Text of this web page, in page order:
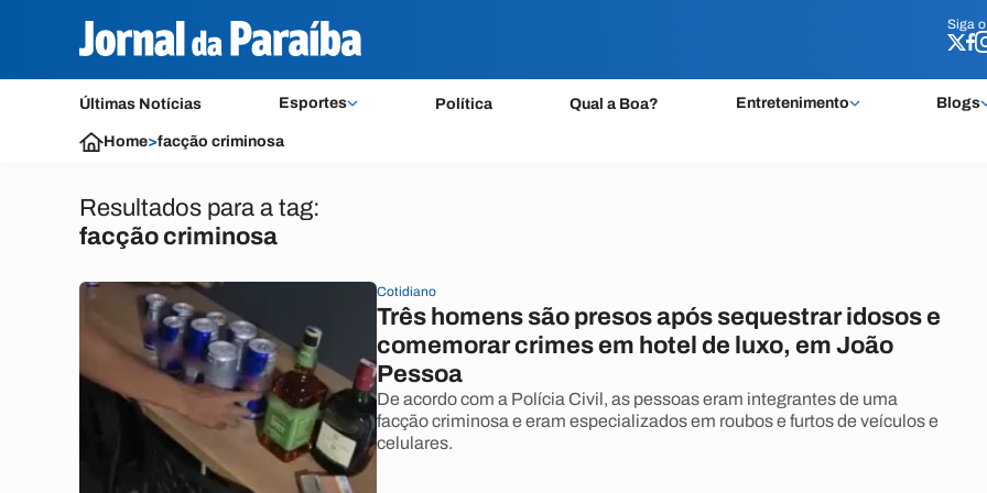
Siga o
Últimas Notícias Esportes Política Qual a Boa? Entretenimento Blogs
Siga o
Home>facção criminosa
Resultados para a tag:
facção criminosa
Cotidiano
Três homens são presos após sequestrar idosos e
comemorar crimes em hotel de luxo, em João
Pessoa
De acordo com a Polícia Civil, as pessoas eram integrantes de uma
facção criminosa e eram especializados em roubos e furtos de veículos e
celulares.